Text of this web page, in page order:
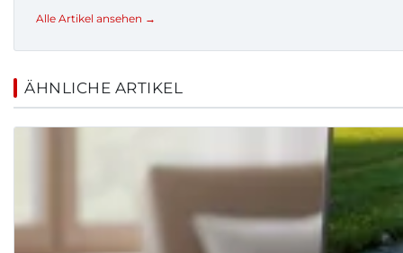
Alle Artikel ansehen →
ÄHNLICHE ARTIKEL